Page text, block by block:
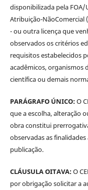
disponibilizada pela FOA/
Atribuição-NãoComercial
- ou outra licença que
observados os critérios
requisitos estabelecidos
acadêmicos, organismos
científica ou demais
PARÁGRAFO ÚNICO:O
que a escolha, alteração
obra constitui
observadas as
publicação.
CLÁUSULA OITAVA:O
por obrigação solicitar a